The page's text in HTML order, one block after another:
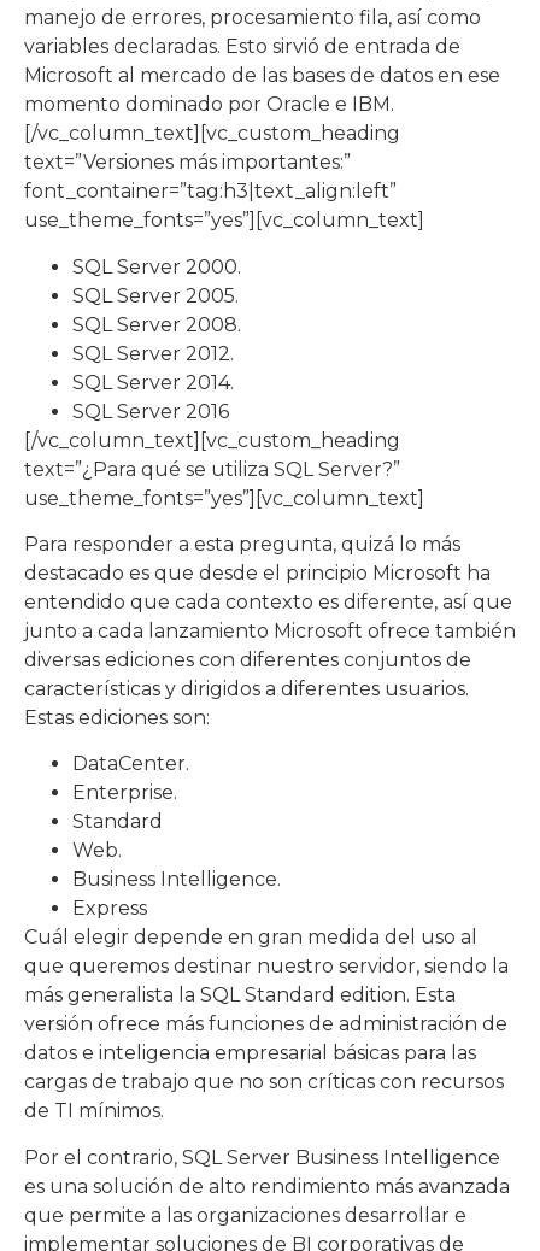
manejo de errores, procesamiento fila, así como
variables declaradas. Esto sirvió de entrada de
Microsoft al mercado de las bases de datos en ese
momento dominado por Oracle e IBM.
[/vc_column_text][vc_custom_heading
text=”Versiones más importantes:”
font_container=”tag:h3|text_align:left”
use_theme_fonts=”yes”][vc_column_text]
SQL Server 2000.
SQL Server 2005.
SQL Server 2008.
SQL Server 2012.
SQL Server 2014.
SQL Server 2016
[/vc_column_text][vc_custom_heading
text=”¿Para qué se utiliza SQL Server?”
use_theme_fonts=”yes”][vc_column_text]
Para responder a esta pregunta, quizá lo más
destacado es que desde el principio Microsoft ha
entendido que cada contexto es diferente, así que
junto a cada lanzamiento Microsoft ofrece también
diversas ediciones con diferentes conjuntos de
características y dirigidos a diferentes usuarios.
Estas ediciones son:
DataCenter.
Enterprise.
Standard
Web.
Business Intelligence.
Express
Cuál elegir depende en gran medida del uso al
que queremos destinar nuestro servidor, siendo la
más generalista la SQL Standard edition. Esta
versión ofrece más funciones de administración de
datos e inteligencia empresarial básicas para las
cargas de trabajo que no son críticas con recursos
de TI mínimos.
Por el contrario, SQL Server Business Intelligence
es una solución de alto rendimiento más avanzada
que permite a las organizaciones desarrollar e
implementar soluciones de BI corporativas de